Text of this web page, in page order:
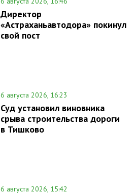
Директор
«Астраханьавтодора» покинул
свой пост
6 августа 2026, 16:23
Суд установил виновника
срыва строительства дороги
в Тишково
6 августа 2026, 15:42